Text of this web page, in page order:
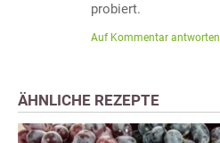
probiert.
Auf Kommentar antworten
ÄHNLICHE REZEPTE